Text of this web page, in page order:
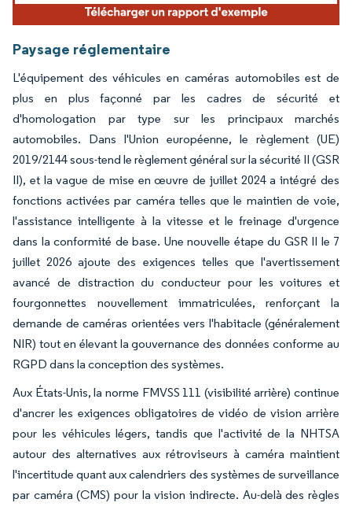
Paysage réglementaire
L'équipement des véhicules en caméras automobiles est de
plus en plus façonné par les cadres de sécurité et
d'homologation par type sur les principaux marchés
automobiles. Dans l'Union européenne, le règlement (UE)
2019/2144 sous-tend le règlement général sur la sécurité II (GSR
II), et la vague de mise en œuvre de juillet 2024 a intégré des
fonctions activées par caméra telles que le maintien de voie,
l'assistance intelligente à la vitesse et le freinage d'urgence
dans la conformité de base. Une nouvelle étape du GSR II le 7
juillet 2026 ajoute des exigences telles que l'avertissement
avancé de distraction du conducteur pour les voitures et
fourgonnettes nouvellement immatriculées, renforçant la
demande de caméras orientées vers l'habitacle (généralement
NIR) tout en élevant la gouvernance des données conforme au
RGPD dans la conception des systèmes.
Aux États-Unis, la norme FMVSS 111 (visibilité arrière) continue
d'ancrer les exigences obligatoires de vidéo de vision arrière
pour les véhicules légers, tandis que l'activité de la NHTSA
autour des alternatives aux rétroviseurs à caméra maintient
l'incertitude quant aux calendriers des systèmes de surveillance
par caméra (CMS) pour la vision indirecte. Au-delà des règles